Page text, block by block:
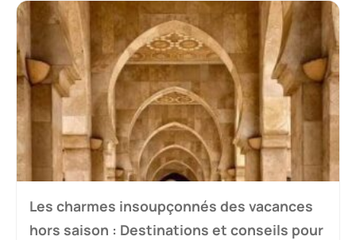
Les charmes insoupçonnés des vacances
hors saison : Destinations et conseils pour